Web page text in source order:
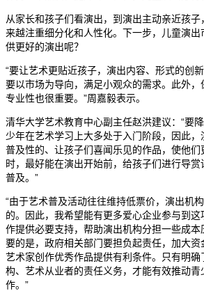
从家长和孩子们看演出，到演出主动亲近孩
来越注重细分化和人性化。下一步，儿童演
供更好的演出呢？
“要让艺术更贴近孩子，演出内容、形式的创
要以市场为导向，满足小观众的需求。此外
专业性也很重要。”周嘉毅表示。
清华大学艺术教育中心副主任赵洪建议：“要
少年在艺术学习上大多处于入门阶段，因此
普及性的、让孩子们喜闻乐见的作品，使他们
时，最好能在演出开始前，给孩子们进行导
普及。”
“由于艺术普及活动往往维持低票价，演出机
的。因此，我希望能有更多爱心企业参与到这
作提供必要支持，帮助演出机构分担一些成本
要的是，政府相关部门要担负起责任，加大
艺术家创作优秀作品提供有利条件。只有明
构、艺术从业者的责任义务，才能有效推动
作。”